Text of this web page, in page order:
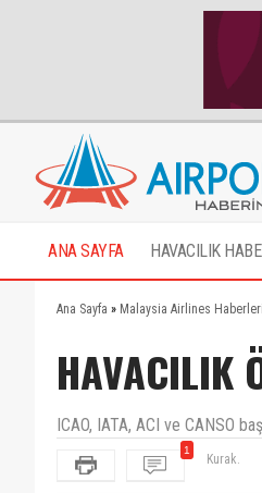
ANA SAYFA HAVACILIK
Ana Sayfa » Malaysia Airlines Haberleri
HAVACILIK
ICAO, IATA, ACI ve CANSO
1
Kurak.